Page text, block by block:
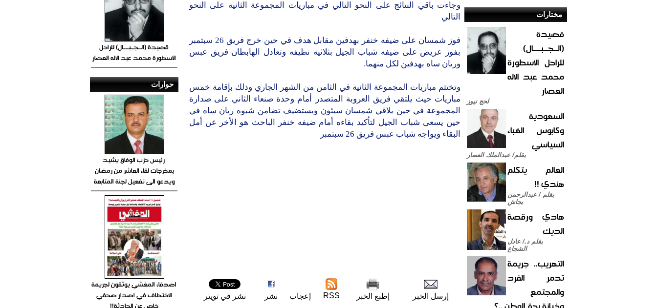
مختارات
قصيدة
(الــجــبــــال)
للراحل الأسطورة
محمد عبد الاله
العصار
لحج نيوز
السعودية
وكابوس الغباء
السياسي
بقلم/ عبدالملك العصار
العالم يتكلم
هندي !!
بقلم / عبدالرحمن
بجاش
هادي ورقصة
الديك
بقلم د./ عادل
الشجاع
التهريب.. جريمة
تدمر الفرد
والمجتمع
وجاءت باقي النتائج على النحو التالي في مباريات المجموعة الثانية على النحو
التالي
فوز شمسان على ضيفه خنفر بهدفين مقابل هدف في حين خرج فريق 26 سبتمبر
بفوز عريض على ضيفه شباب الجيل بثلاثية نظيفه وتعادل الهابطان فريق عبس
وريان ساه بهدفين لكل منهما.
وتختتم مباريات المجموعة الثانية في الثامن من الشهر الجاري وذلك بإقامة خمس
مباريات حيث يلتقي فريق العروبة المتصدر أمام وحدة صنعاء الثاني على صدارة
المجموعة في حين يلاقي شمسان سيئون ويستضيف تضامن شبوه ريان ساه في
حين يسعى شباب الجيل لتأكيد بقاءه أمام ضيفه خنفر الباحث هو الأخر عن أمل
البقاء ويواجه شباب عبس فريق 26 سبتمبر
إرسل الخبر إطبع الخبر RSS إعجاب نشر نشر في تويتر
قصيدة (الــجــبــــال) للراحل
الأسطورة محمد عبد الاله العصار
حوارات
رئيس حزب الوفاق يشيد
بمخرجات لقاء العاشر من رمضان
ويدعو الى تفعيل لجنة المتابعة
اصدقاء المغشي يوثقون لجريمة
الاختطاف في اصدار صحفي
خاص عن الحادثة!!